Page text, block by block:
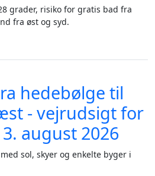
grader, risiko for gratis bad fra
fra øst og syd.
byger og tropenat i vente -
hedebølge til
- vejrudsigt for
august 2026
sol, skyer og enkelte byger i